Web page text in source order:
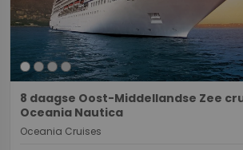
8 daagse Oost-Middellandse Zee
Oceania Nautica
Oceania Cruises